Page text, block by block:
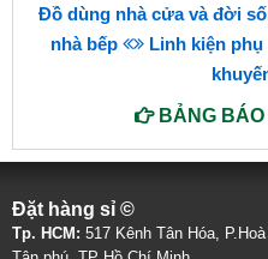
Đồ dùng nhà cửa và đời
nhà bếp
Linh kiện
BẢNG BÁO
Đặt hàng sỉ ©
Tp. HCM: 517 Kênh Tân Hóa,